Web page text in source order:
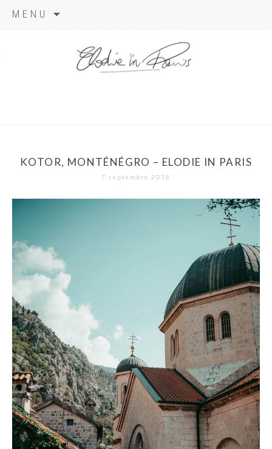
MENU
KOTOR, MONTÉNÉGRO – ELODIE IN PARIS
7 septembre 2018